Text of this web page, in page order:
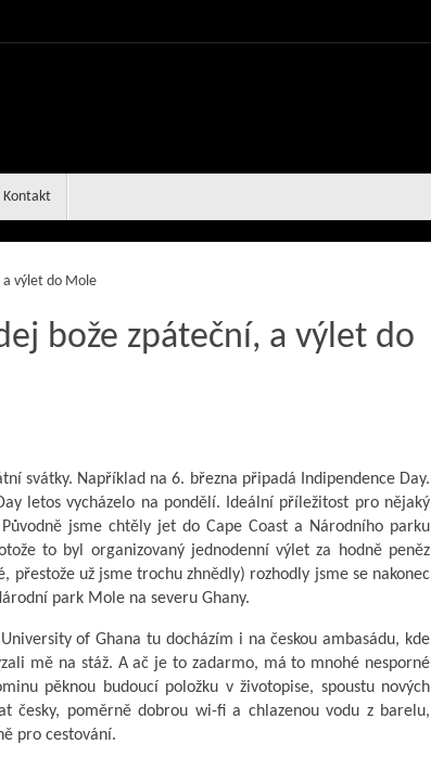
Kontakt
a výlet do Mole
bože zpáteční, a výlet do
svátky. Například na 6. března připadá Indipendence Day.
letos vycházelo na pondělí. Ideální příležitost pro nějaký
jsme chtěly jet do Cape Coast a Národního parku
to byl organizovaný jednodenní výlet za hodně peněz
přestože už jsme trochu zhnědly) rozhodly jsme se nakonec
park Mole na severu Ghany.
of Ghana tu docházím i na českou ambasádu, kde
mě na stáž. A ač je to zadarmo, má to mnohé nesporné
pěknou budoucí položku v životopise, spoustu nových
česky, poměrně dobrou wi-fi a chlazenou vodu z barelu,
pro cestování.